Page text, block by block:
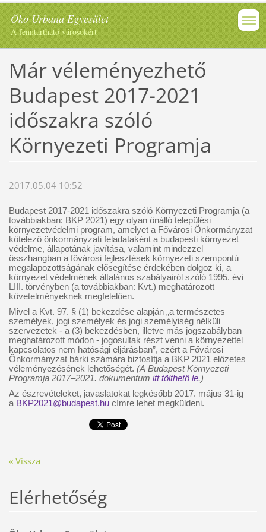
Öko Urbana Egyesület
A fenntartható városokért
Már véleményezhető
Budapest 2017-2021
időszakra szóló
Környezeti Programja
2017.05.04 10:52
Budapest 2017-2021 időszakra szóló Környezeti Programja (a
továbbiakban: BKP 2021) egy olyan önálló települési
környezetvédelmi program, amelyet a Fővárosi Önkormányzat
kötelező önkormányzati feladataként a budapesti környezet
védelme, állapotának javítása, valamint mindezzel
összhangban a fővárosi fejlesztések környezeti szempontú
megalapozottságának elősegítése érdekében dolgoz ki, a
környezet védelmének általános szabályairól szóló 1995. évi
LIII. törvényben (a továbbiakban: Kvt.) meghatározott
követelményeknek megfelelően.
Mivel a Kvt. 97. § (1) bekezdése alapján „a természetes
személyek, jogi személyek és jogi személyiség nélküli
szervezetek - a (3) bekezdésben, illetve más jogszabályban
meghatározott módon - jogosultak részt venni a környezettel
kapcsolatos nem hatósági eljárásban”, ezért a Fővárosi
Önkormányzat bárki számára biztosítja a BKP 2021 előzetes
véleményezésének lehetőségét. (A Budapest Környezeti
Programja 2017–2021. dokumentum itt tölthető le.)
Az észrevételeket, javaslatokat legkésőbb 2017. május 31-ig
a BKP2021@budapest.hucímre lehet megküldeni.
« Vissza
Elérhetőség